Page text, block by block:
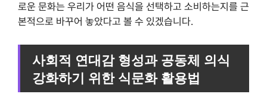
로운 문화는 우리가 어떤 음식을 선택하고 소비하는지를 근
본적으로 바꾸어 놓았다고 볼 수 있겠습니다.
사회적 연대감 형성과 공동체 의식
강화하기 위한 식문화 활용법